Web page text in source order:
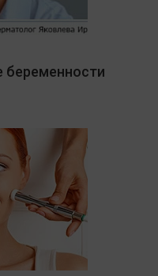
беременности